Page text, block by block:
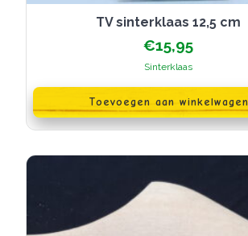
TV sinterklaas 12,5 cm
€15,95
Sinterklaas
Toevoegen aan winkelwagen